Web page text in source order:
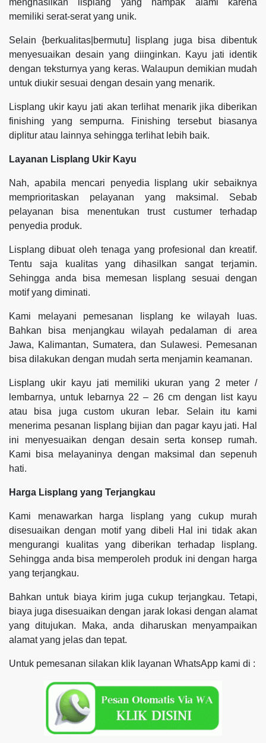
menghasilkan lisplang yang nampak alami karena
memiliki serat-serat yang unik.
Selain {berkualitas|bermutu] lisplang juga bisa dibentuk
menyesuaikan desain yang diinginkan. Kayu jati identik
dengan teksturnya yang keras. Walaupun demikian mudah
untuk diukir sesuai dengan desain yang menarik.
Lisplang ukir kayu jati akan terlihat menarik jika diberikan
finishing yang sempurna. Finishing tersebut biasanya
diplitur atau lainnya sehingga terlihat lebih baik.
Layanan Lisplang Ukir Kayu
Nah, apabila mencari penyedia lisplang ukir sebaiknya
memprioritaskan pelayanan yang maksimal. Sebab
pelayanan bisa menentukan trust custumer terhadap
penyedia produk.
Lisplang dibuat oleh tenaga yang profesional dan kreatif.
Tentu saja kualitas yang dihasilkan sangat terjamin.
Sehingga anda bisa memesan lisplang sesuai dengan
motif yang diminati.
Kami melayani pemesanan lisplang ke wilayah luas.
Bahkan bisa menjangkau wilayah pedalaman di area
Jawa, Kalimantan, Sumatera, dan Sulawesi. Pemesanan
bisa dilakukan dengan mudah serta menjamin keamanan.
Lisplang ukir kayu jati memiliki ukuran yang 2 meter /
lembarnya, untuk lebarnya 22 – 26 cm dengan list kayu
atau bisa juga custom ukuran lebar. Selain itu kami
menerima pesanan lisplang bijian dan pagar kayu jati. Hal
ini menyesuaikan dengan desain serta konsep rumah.
Kami bisa melayaninya dengan maksimal dan sepenuh
hati.
Harga Lisplang yang Terjangkau
Kami menawarkan harga lisplang yang cukup murah
disesuaikan dengan motif yang dibeli Hal ini tidak akan
mengurangi kualitas yang diberikan terhadap lisplang.
Sehingga anda bisa memperoleh produk ini dengan harga
yang terjangkau.
Bahkan untuk biaya kirim juga cukup terjangkau. Tetapi,
biaya juga disesuaikan dengan jarak lokasi dengan alamat
yang ditujukan. Maka, anda diharuskan menyampaikan
alamat yang jelas dan tepat.
Untuk pemesanan silakan klik layanan WhatsApp kami di :